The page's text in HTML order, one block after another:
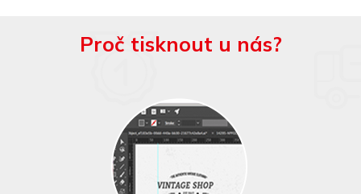
Proč tisknout u nás?
Kontrola grafiky a
grafické práce do 30
minut ZDARMA